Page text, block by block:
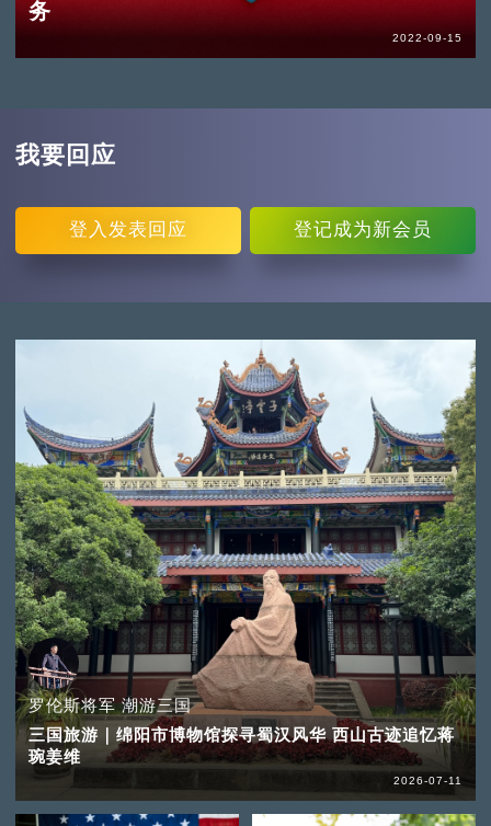
务
2022-09-15
我要回应
登入 发表回应 登记成为新会员
罗伦斯将军 潮游三国
三国旅游｜绵阳市博物馆探寻蜀汉风华 西山古迹追忆蒋
琬姜维
2026-07-11